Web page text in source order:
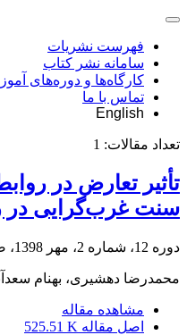
فهرست نشریات
سامانه نشر کتاب
کارگاه‌ها و دوره‌های
تماس با ما
English
تعداد مقالات: 1
تأثیر تعارض در
سنت غرب‌گرایی در
دوره 12، شماره 2، مهر 1398، صفحه
محمدرضا دهشیری، بهنام
مشاهده مقاله
اصل مقاله 525.51 K